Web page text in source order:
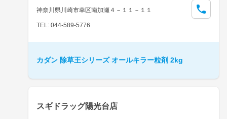
神奈川県川崎市幸区南加瀬４－１１－１１
TEL: 044-589-5776
カダン 除草王シリーズ オールキラー粒剤 2kg
スギドラッグ陽光台店